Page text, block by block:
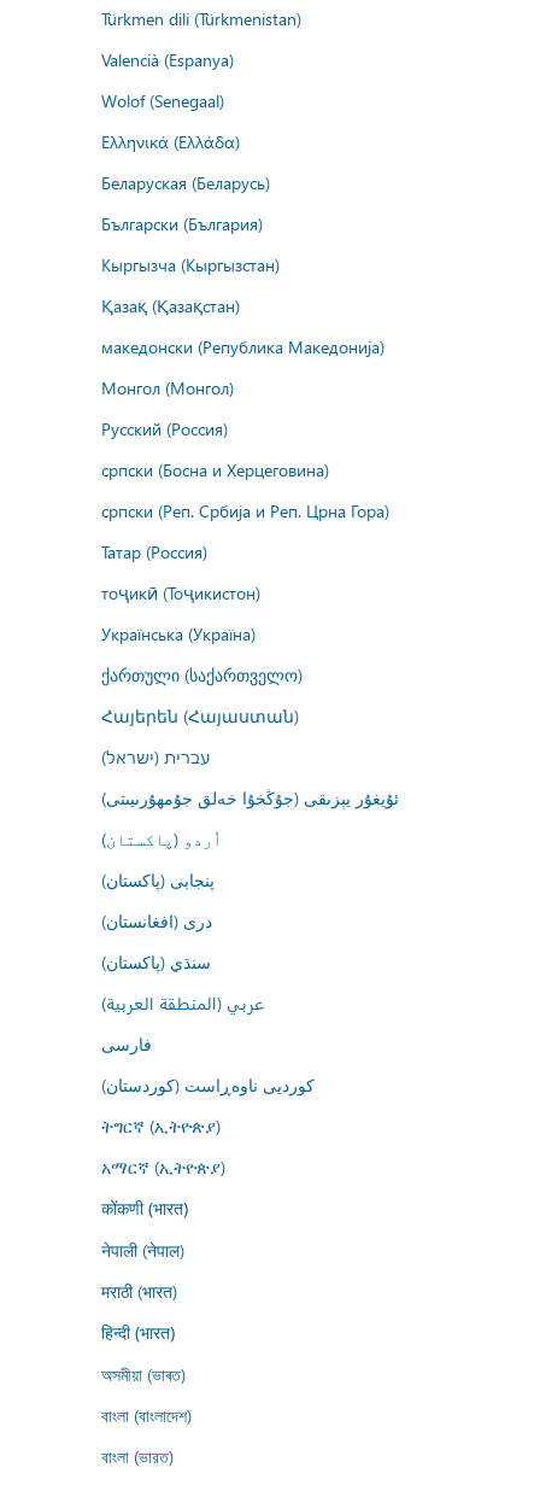
Türkmen dili (Türkmenistan)
Valencià (Espanya)
Wolof (Senegaal)
Ελληνικά (Ελλάδα)
Беларуская (Беларусь)
Български (България)
Кыргызча (Кыргызстан)
Қазақ (Қазақстан)
македонски (Република Македонија)
Монгол (Монгол)
Русский (Россия)
српски (Босна и Херцеговина)
српски (Реп. Србија и Реп. Црна Гора)
Татар (Россия)
тоҷикӣ (Тоҷикистон)
Українська (Україна)
ქართული (საქართველო)
Հայերեն (Հայաստան)
עברית (ישראל)
ئۇيغۇر يېزىقى (جۇڭخۇا خەلق جۇمھۇرىيىتى)
اُردو (پاکستان)
پنجابی (پاکستان)
درى (افغانستان)
سنڌي (پاکستان)
عربي (المنطقة العربية)
فارسى
کوردیی ناوەڕاست (کوردستان)
ትግርኛ (ኢትዮጵያ)
አማርኛ (ኢትዮጵያ)
कोंकणी (भारत)
नेपाली (नेपाल)
मराठी (भारत)
हिन्दी (भारत)
অসমীয়া (ভাৰত)
বাংলা (বাংলাদেশ)
বাংলা (ভারত)